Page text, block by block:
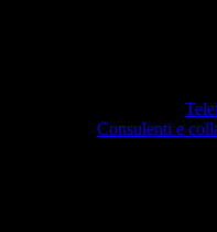
Consulenti e